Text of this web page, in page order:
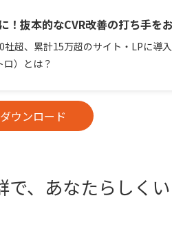
！抜本的なCVR改善の打ち手を
社超、累計15万超のサイト・LPに導
）とは？
ウンロード
、あなたらしく